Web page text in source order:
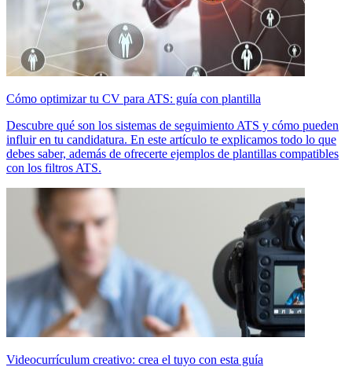
Cómo optimizar tu CV para ATS: guía con plantilla
Descubre qué son los sistemas de seguimiento ATS y cómo pueden
influir en tu candidatura. En este artículo te explicamos todo lo que
debes saber, además de ofrecerte ejemplos de plantillas compatibles
con los filtros ATS.
Videocurrículum creativo: crea el tuyo con esta guía